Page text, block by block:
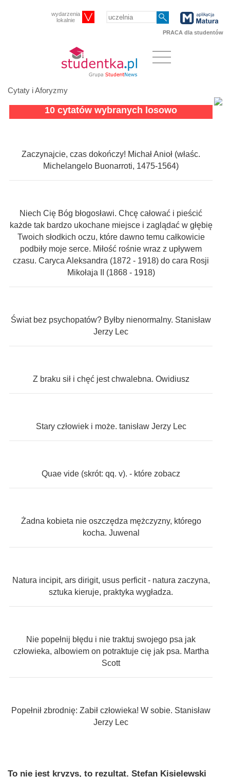
wydarzenia
lokalnie
PRACA dla studentów
Cytaty i Aforyzmy
10 cytatów wybranych losowo
Zaczynajcie, czas dokończy! Michał Anioł (właśc.
Michelangelo Buonarroti, 1475-1564)
Niech Cię Bóg błogosławi. Chcę całować i pieścić
każde tak bardzo ukochane miejsce i zaglądać w głębię
Twoich słodkich oczu, które dawno temu całkowicie
podbiły moje serce. Miłość rośnie wraz z upływem
czasu. Caryca Aleksandra (1872 - 1918) do cara Rosji
Mikołaja II (1868 - 1918)
Świat bez psychopatów? Byłby nienormalny. Stanisław
Jerzy Lec
Z braku sił i chęć jest chwalebna. Owidiusz
Stary człowiek i może. tanisław Jerzy Lec
Quae vide (skrót: qq. v). - które zobacz
Żadna kobieta nie oszczędza mężczyzny, którego
kocha. Juwenal
Natura incipit, ars dirigit, usus perficit - natura zaczyna,
sztuka kieruje, praktyka wygładza.
Nie popełnij błędu i nie traktuj swojego psa jak
człowieka, albowiem on potraktuje cię jak psa. Martha
Scott
Popełnił zbrodnię: Zabił człowieka! W sobie. Stanisław
Jerzy Lec
To nie jest kryzys, to rezultat. Stefan Kisielewski